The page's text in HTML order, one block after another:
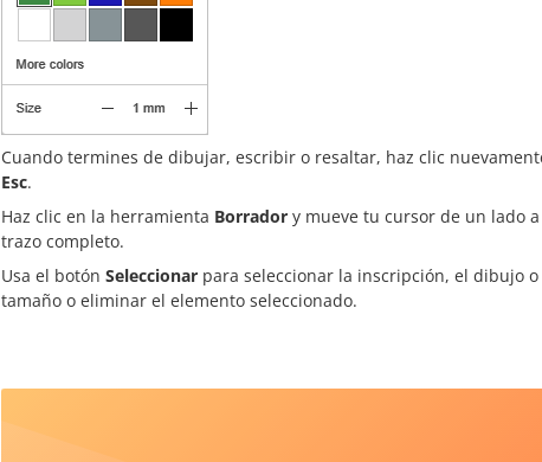
Cuando termines de dibujar, escribir o resaltar, haz clic
Esc.
Haz clic en la herramienta Borrador y mueve tu cursor de un lado
trazo completo.
Usa el botón Seleccionar para seleccionar la inscripción, el dibujo
tamaño o eliminar el elemento seleccionado.